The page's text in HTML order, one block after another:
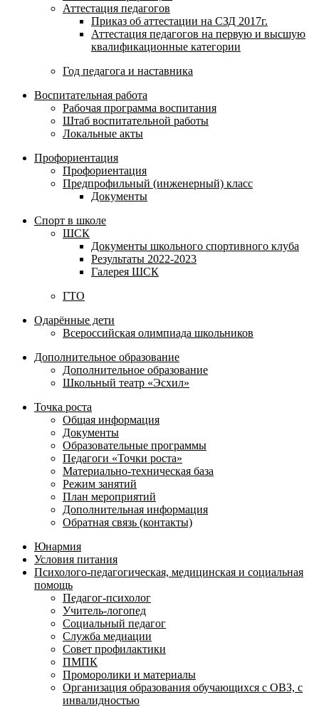
Аттестация педагогов
Приказ об аттестации на СЗД 2017г.
Аттестация педагогов на первую и высшую
квалификационные категории
Год педагога и наставника
Воспитательная работа
Рабочая программа воспитания
Штаб воспитательной работы
Локальные акты
Профориентация
Профориентация
Предпрофильный (инженерный) класс
Документы
Спорт в школе
ШСК
Документы школьного спортивного клуба
Результаты 2022-2023
Галерея ШСК
ГТО
Одарённые дети
Всероссийская олимпиада школьников
Дополнительное образование
Дополнительное образование
Школьный театр «Эсхил»
Точка роста
Общая информация
Документы
Образовательные программы
Педагоги «Точки роста»
Материально-техническая база
Режим занятий
План мероприятий
Дополнительная информация
Обратная связь (контакты)
Юнармия
Условия питания
Психолого-педагогическая, медицинская и социальная
помощь
Педагог-психолог
Учитель-логопед
Социальный педагог
Служба медиации
Совет профилактики
ПМПК
Проморолики и материалы
Организация образования обучающихся с ОВЗ, с
инвалидностью